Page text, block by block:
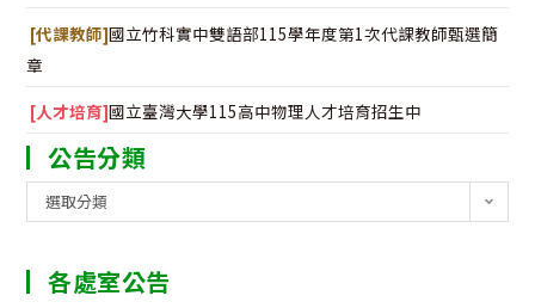
[代課教師]國立竹科實中雙語部115學年度第1次代課教師甄選簡
章
[人才培育]國立臺灣大學115高中物理人才培育招生中
公告分類
告
類
選取分類
各處室公告